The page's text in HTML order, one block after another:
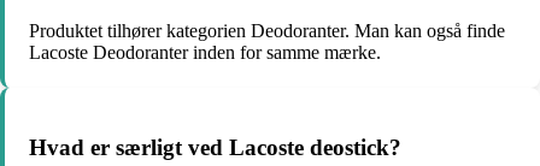
Produktet tilhører kategorien Deodoranter. Man kan også finde
Lacoste Deodoranter inden for samme mærke.
Hvad er særligt ved Lacoste deostick?